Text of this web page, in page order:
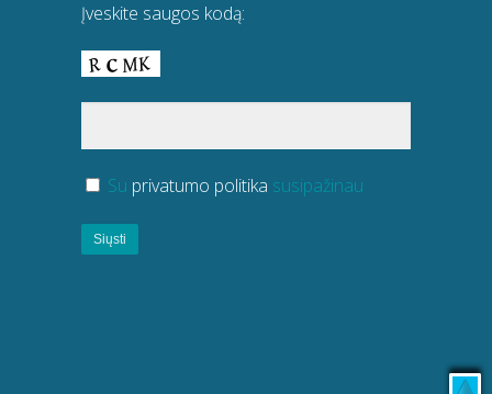
Įveskite saugos kodą:
Su privatumo politika susipažinau